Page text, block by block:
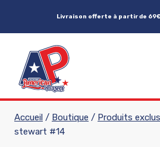
Livraison offerte à partir de
Accueil / Boutique / Produits
stewart #14